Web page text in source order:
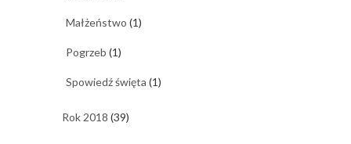
Małżeństwo (1)
Pogrzeb (1)
Spowiedź święta (1)
Rok 2018 (39)